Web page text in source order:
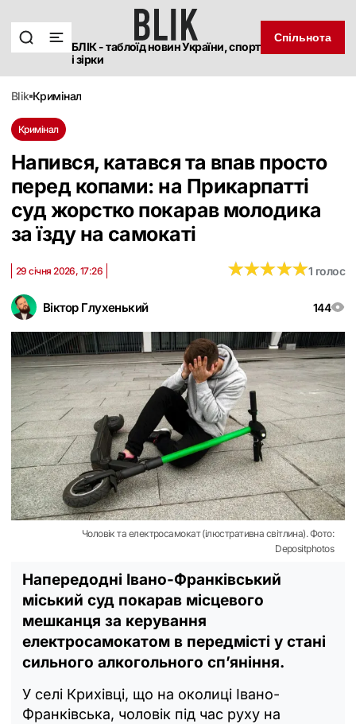
БЛІК - таблоїд новин України, спорт
і зірки
Спільнота
blik кримінал
Кримінал
Напився, катався та впав просто
перед копами: на Прикарпатті
суд жорстко покарав молодика
за їзду на самокаті
Віктор Глухенький 144
29 січня 2026, 17:26 ★★★★★
★★★★★1 голос
Чоловік та електросамокат (ілюстративна світлина). Фото:
Depositphotos
Напередодні Івано-Франківський
міський суд покарав місцевого
мешканця за керування
електросамокатом в передмісті у стані
сильного алкогольного сп’яніння.
У селі Крихівці, що на околиці Івано-
Франківська, чоловік під час руху на